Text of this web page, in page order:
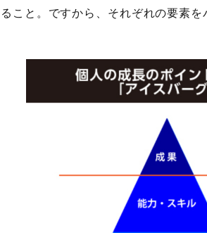
こと。ですから、それぞれの要素